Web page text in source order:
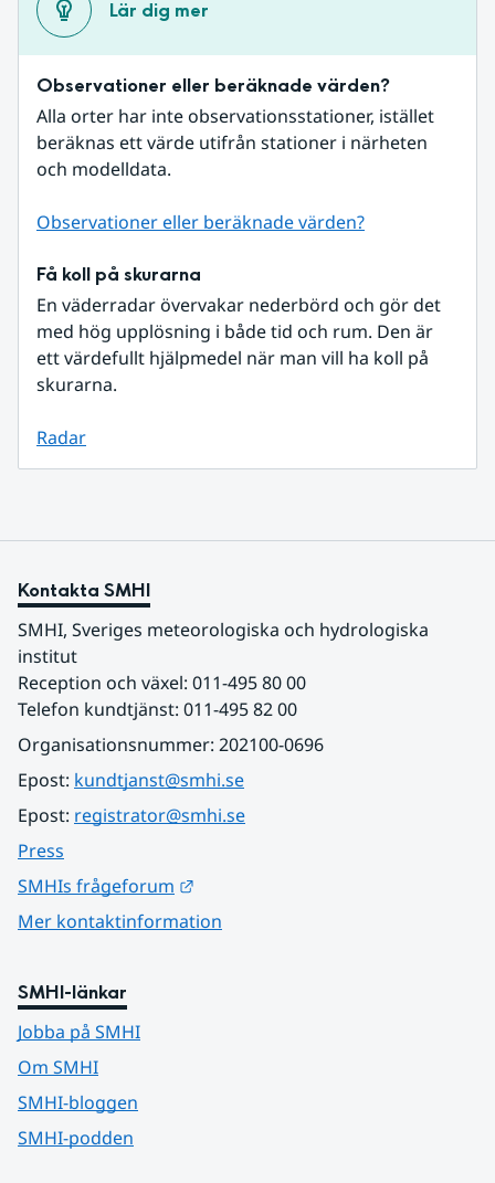
Lär dig mer
Observationer eller beräknade värden?
Alla orter har inte observationsstationer, istället
beräknas ett värde utifrån stationer i närheten
och modelldata.
Observationer eller beräknade värden?
Få koll på skurarna
En väderradar övervakar nederbörd och gör det
med hög upplösning i både tid och rum. Den är
ett värdefullt hjälpmedel när man vill ha koll på
skurarna.
Radar
Kontakta SMHI
SMHI, Sveriges meteorologiska och hydrologiska
institut
Reception och växel: 011-495 80 00
Telefon kundtjänst: 011-495 82 00
Organisationsnummer: 202100-0696
Epost: kundtjanst@smhi.se
Epost: registrator@smhi.se
Press
SMHIs frågeforum
Mer kontaktinformation
SMHI-länkar
Jobba på SMHI
Om SMHI
SMHI-bloggen
SMHI-podden